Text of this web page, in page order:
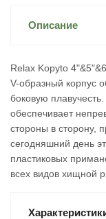
Описание
Relax Kopyto
V-образный корпус
боковую
обеспечивает
стороны в сторону,
сегодняшний день
пластиковых
всех видов хищной